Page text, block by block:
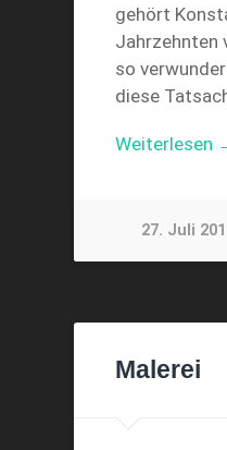
gehört
Jahrzehnten
so
diese
Weiterlesen
27. Juli
Malerei